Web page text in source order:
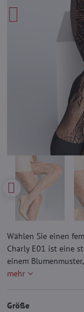
Wählen Sie einen
Charly E01 ist eine
einem
mehr
Größe